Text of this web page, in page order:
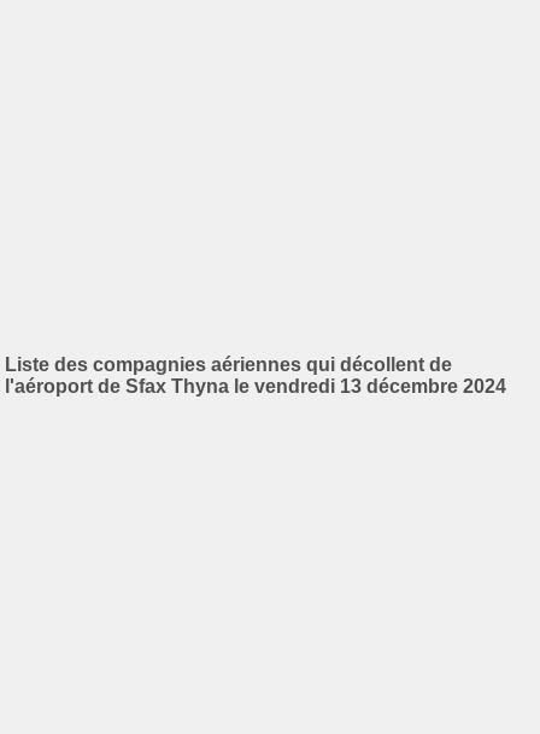
Liste des compagnies aériennes qui décollent de
l'aéroport de Sfax Thyna le vendredi 13 décembre 2024